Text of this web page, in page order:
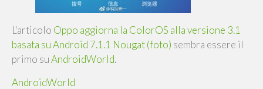
L'articolo Oppo aggiorna la ColorOS alla versione 3.1
basata su Android 7.1.1 Nougat (foto) sembra essere il
primo suAndroidWorld.
AndroidWorld